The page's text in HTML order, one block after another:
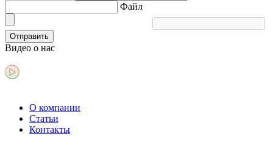
Файл
Отправить
Видео о нас
О компании
Статьи
Контакты